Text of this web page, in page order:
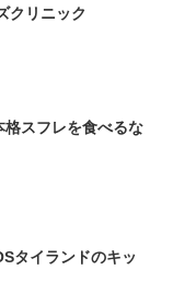
クリニック
スフレを食べるな
タイランドのキッ